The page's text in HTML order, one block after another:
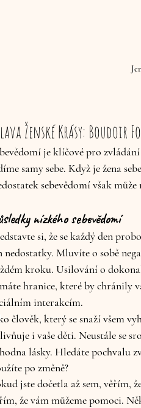
Ženské Krásy: Boudoir
je klíčové pro
samy sebe. Když je žena
sebevědomí však
nízkého sebevědomí
si, že se každý den
nedostatky. Mluvíte o sobě
kroku. Usilování o
hranice, které by chránily
interakcím.
člověk, který se snaží všem
i vaše děti. Neustále se
lásky. Hledáte pochvalu
po změně?
jste dočetla až sem, věřím,
že vám můžeme pomoci.